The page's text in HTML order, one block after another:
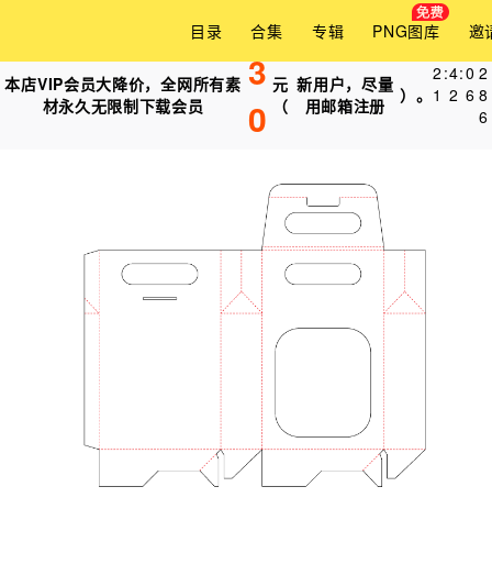
本店VIP会员大降价，全网所有素
材永久无限制下载会员
3
0
元
（
新用户，尽量
用邮箱注册
）。
2
1
:4
2
:0
5
9
7
6
目录 合集 专辑 PNG图库 邀